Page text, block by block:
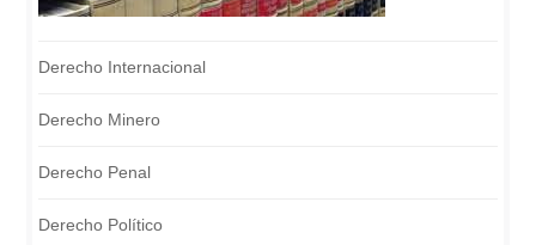
Derecho Internacional
Derecho Minero
Derecho Penal
Derecho Político